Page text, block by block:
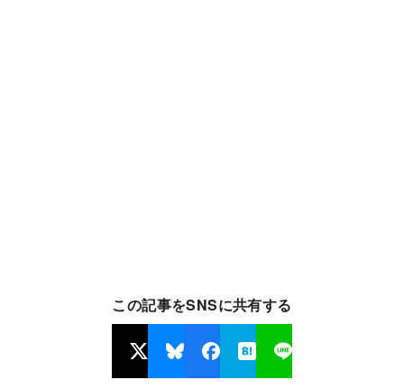
この記事をSNSに共有する